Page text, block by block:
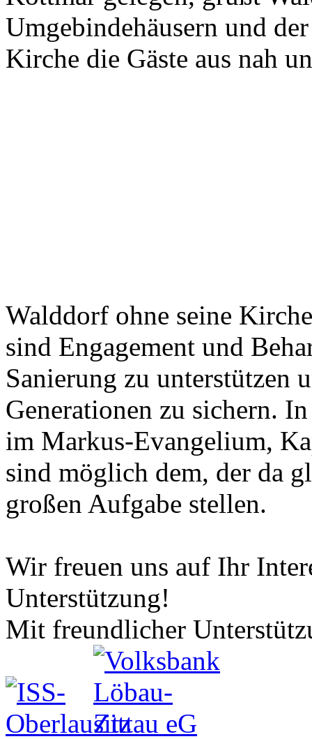
Umgebindehäusern und
Kirche die Gäste aus nah
Walddorf ohne seine
sind Engagement und
Sanierung zu unterstützen
Generationen zu sichern.
im Markus-Evangelium,
sind möglich dem, der da
großen Aufgabe stellen.
Wir freuen uns auf Ihr
Unterstützung!
Mit freundlicher